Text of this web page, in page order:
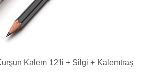
Kalem 12'li + Silgi + Kalemtraş